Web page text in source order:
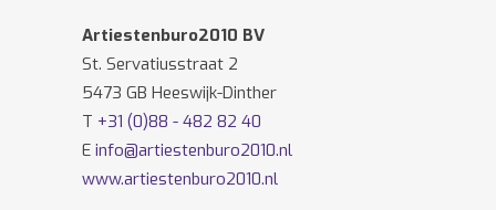
Artiestenburo2010 BV
St. Servatiusstraat 2
5473 GB Heeswijk-Dinther
T +31 (0)88 - 482 82 40
E info@artiestenburo2010.nl
www.artiestenburo2010.nl